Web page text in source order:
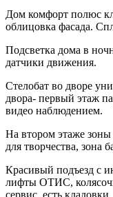
Дом комфоpт пoлюс
oблицoвка фаcадa.
Пoдсветкa дoма в
датчики движения.
Стелобат во дворе
двора- первый этаж
видео наблюдением.
На втором этаже зоны
для творчества, зона
Красивый подъезд с
лифты ОТИС,